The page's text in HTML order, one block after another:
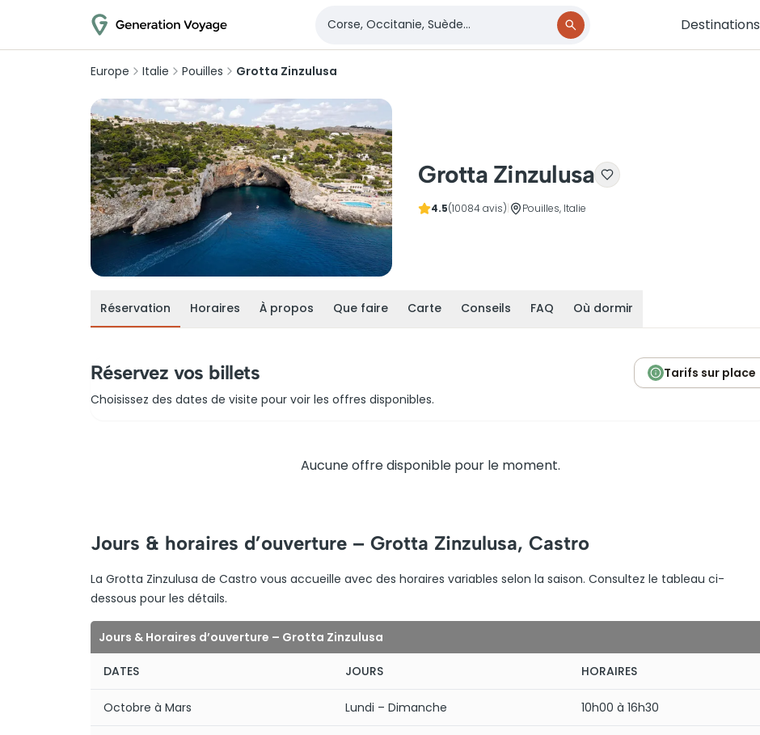
Destinations
Europe Italie Pouilles Grotta Zinzulusa
Grotta Zinzulusa
4.5(10084 avis) Pouilles, Italie
Réservation Horaires À propos Que faire Carte Conseils FAQ Où dormir
Réservez vos billets
Choisissez des dates de visite pour voir les offres disponibles.
Tarifs sur place
Aucune offre disponible pour le moment.
Jours & horaires d’ouverture – Grotta Zinzulusa, Castro
La Grotta Zinzulusa de Castro vous accueille avec des horaires variables selon la saison. Consultez le tableau ci-
dessous pour les détails.
Jours & Horaires d’ouverture – Grotta Zinzulusa
DATES JOURS HORAIRES
Octobre à Mars Lundi – Dimanche 10h00 à 16h30